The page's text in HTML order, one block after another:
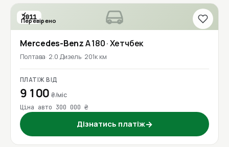
2011
Перевірено
Mercedes-BenzA 180· Хетчбек
Полтава 2.0 Дизель 201к км
ПЛАТІЖ ВІД
9 100₴/міс
Ціна авто 300 000 ₴
Дізнатись платіж→